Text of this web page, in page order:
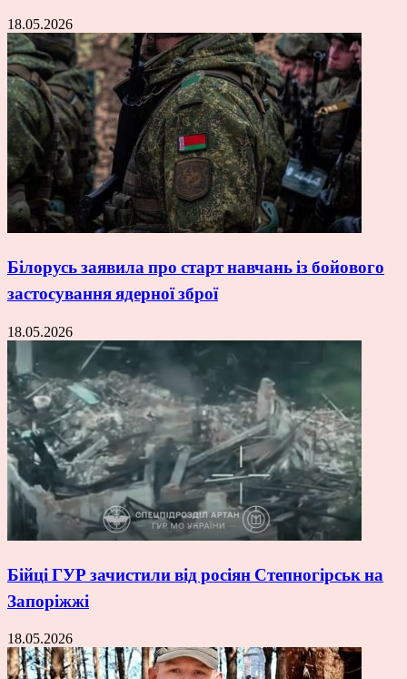
18.05.2026
Білорусь заявила про старт навчань із бойового
застосування ядерної зброї
18.05.2026
Бійці ГУР зачистили від росіян Степногірськ на
Запоріжжі
18.05.2026